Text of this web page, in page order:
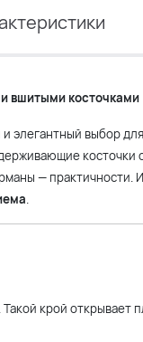
вшитыми косточками
элегантный выбор
— практичности.
.
крой открывает